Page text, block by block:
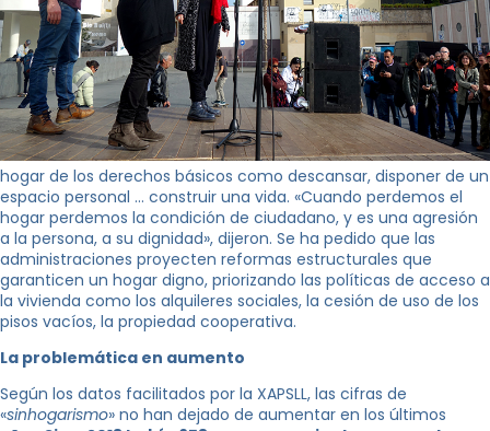
hogar de los derechos básicos como descansar, disponer de un
espacio personal … construir una vida. «Cuando perdemos el
hogar perdemos la condición de ciudadano, y es una agresión
a la persona, a su dignidad», dijeron. Se ha pedido que las
administraciones proyecten reformas estructurales que
garanticen un hogar digno, priorizando las políticas de acceso a
la vivienda como los alquileres sociales, la cesión de uso de los
pisos vacíos, la propiedad cooperativa.
La problemática en aumento
Según los datos facilitados por la XAPSLL, las cifras de
«sinhogarismo» no han dejado de aumentar en los últimos